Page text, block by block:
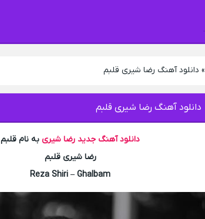
» دانلود آهنگ رضا شیری قلبم
دانلود آهنگ رضا شیری قلبم
دانلود آهنگ جدید رضا شیریبه نام قلبم
رضا شیری قلبم
Reza Shiri – Ghalbam